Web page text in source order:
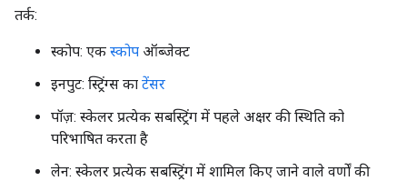
तर्क:
स्कोप: एक स्कोप ऑब्जेक्ट
इनपुट: स्ट्रिंग्स का टेंसर
पॉज़: स्केलर प्रत्येक सबस्ट्रिंग में पहले अक्षर की स्थिति को
परिभाषित करता है
लेन: स्केलर प्रत्येक सबस्ट्रिंग में शामिल किए जाने वाले वर्णों की